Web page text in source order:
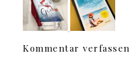
Kommentar verfassen